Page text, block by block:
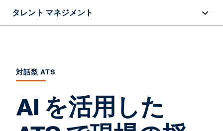
タレント マネジメント
リソース
お問い合わせ
対話型 ATS
AI を活用した